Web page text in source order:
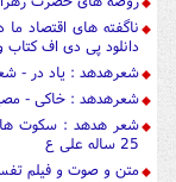
ناگفته های اقتصاد
دانلود پی دی اف کتاب
شعرهدهد : یاد در -
شعرهدهد : خاکی -
شعر هدهد : سکوت
25 ساله علی ع
متن و صوت و فیلم تفسیر